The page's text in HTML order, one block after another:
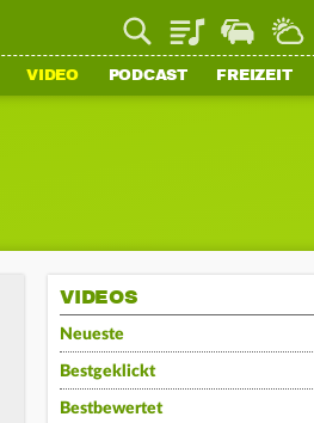
PlaylistStaupilot
VIDEO PODCAST FREIZEIT
VIDEOS
Neueste
Bestgeklickt
Bestbewertet